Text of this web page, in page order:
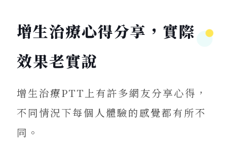
增生治療心得分享，實際
效果老實說
增生治療PTT上有許多網友分享心得，
不同情況下每個人體驗的感覺都有所不
同。